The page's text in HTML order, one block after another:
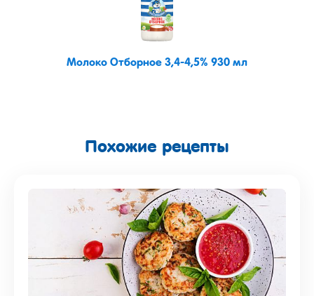
Молоко Отборное 3,4-4,5% 930 мл
Похожие рецепты